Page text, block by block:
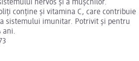
nervos și a mușchilor.
conține și vitamina C, care contribuie
sistemului imunitar. Potrivit și pentru
ani.